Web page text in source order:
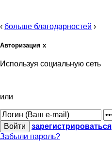
‹ больше благодарностей ›
Авторизация x
Используя социальную сеть
или
зарегистрироваться
Забыли пароль?